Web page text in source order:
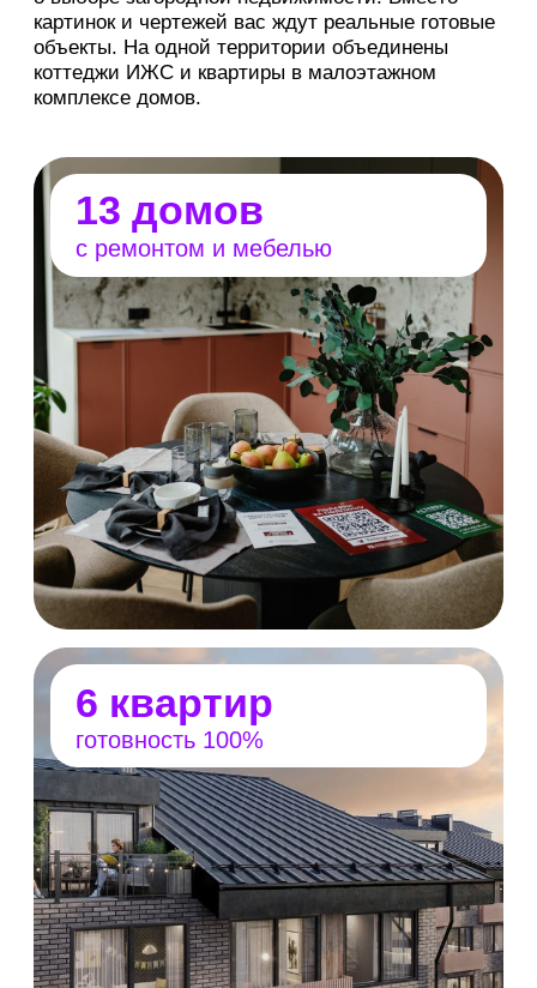
80+ участников
дизайнеры интерьеров
и ландшафта
производители и поставщики
застройщики
Где пройдёт выставка
Open Village Сибирь пройдет в первом городе-
спутнике Новосибирска — FREEDOM VILLAGE
площадью 220 га. Собственная инфраструктура
закроет все потребности резидентов — здесь
предусмотрены: школы и детские сады,
торговый центр, салоны красоты, фитнес-
центры, кофейни, игровые центры и многое